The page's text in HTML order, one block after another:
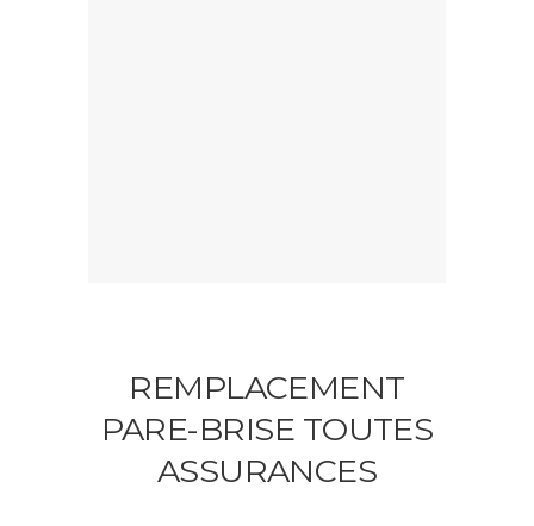
REMPLACEMENT
PARE-BRISE TOUTES
ASSURANCES